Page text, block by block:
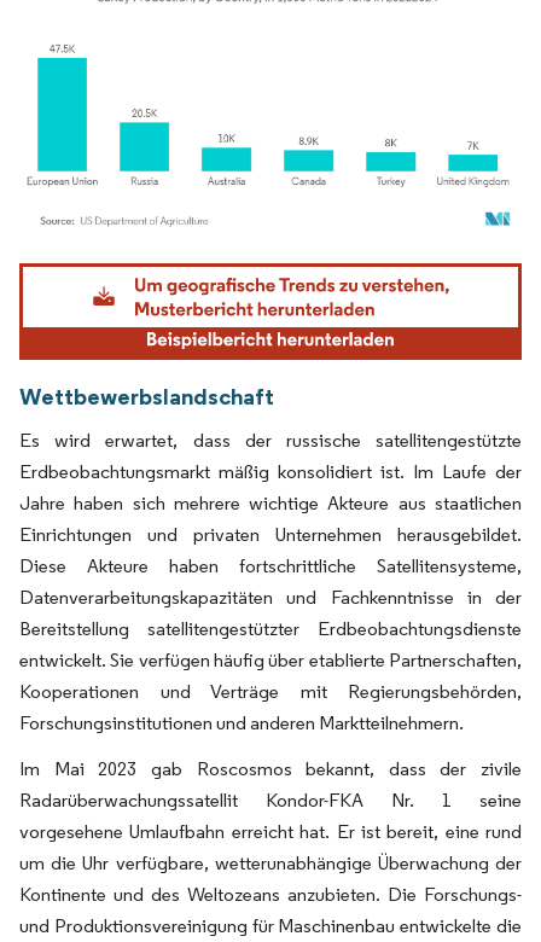
Bild © Mordor Intelligence. Wiederverwendung erfordert Namensnennung gemäß
Wettbewerbslandschaft
Es wird erwartet, dass der russische satellitengestützte
Erdbeobachtungsmarkt mäßig konsolidiert ist. Im Laufe der
Jahre haben sich mehrere wichtige Akteure aus staatlichen
Einrichtungen und privaten Unternehmen herausgebildet.
Diese Akteure haben fortschrittliche Satellitensysteme,
Datenverarbeitungskapazitäten und Fachkenntnisse in der
Bereitstellung satellitengestützter Erdbeobachtungsdienste
entwickelt. Sie verfügen häufig über etablierte Partnerschaften,
Kooperationen und Verträge mit Regierungsbehörden,
Forschungsinstitutionen und anderen Marktteilnehmern.
Im Mai 2023 gab Roscosmos bekannt, dass der zivile
Radarüberwachungssatellit Kondor-FKA Nr. 1 seine
vorgesehene Umlaufbahn erreicht hat. Er ist bereit, eine rund
um die Uhr verfügbare, wetterunabhängige Überwachung der
Kontinente und des Weltozeans anzubieten. Die Forschungs-
und Produktionsvereinigung für Maschinenbau entwickelte die